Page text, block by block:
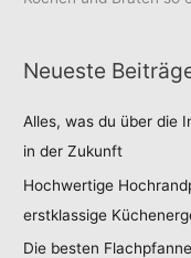
Neueste
Alles, was du über die
in der Zukunft
Hochwertige
erstklassige
Die besten